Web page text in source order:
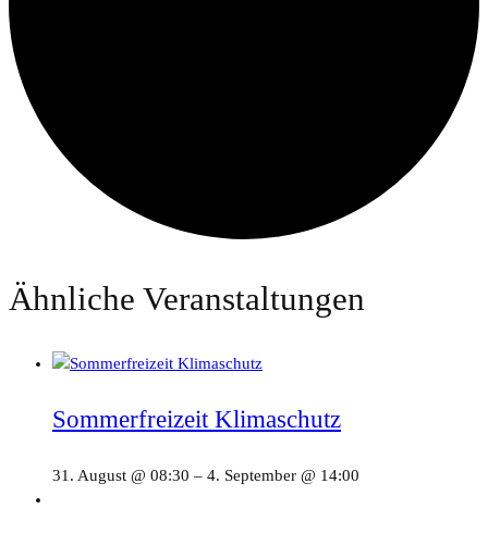
Ähnliche Veranstaltungen
Sommerfreizeit Klimaschutz
31. August @ 08:30 – 4. September @ 14:00